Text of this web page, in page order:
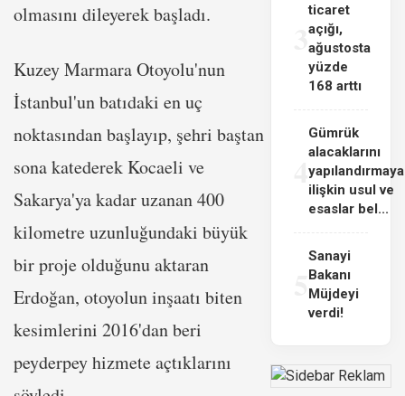
olmasını dileyerek başladı.
Kuzey Marmara Otoyolu'nun
İstanbul'un batıdaki en uç
noktasından başlayıp, şehri baştan
sona katederek Kocaeli ve
Sakarya'ya kadar uzanan 400
kilometre uzunluğundaki büyük
bir proje olduğunu aktaran
Erdoğan, otoyolun inşaatı biten
kesimlerini 2016'dan beri
peyderpey hizmete açtıklarını
3
ticaret
açığı,
ağustosta
yüzde
168 arttı
4
Gümrük
alacaklarını
yapılandırmaya
ilişkin usul ve
esaslar bel...
Sanayi
Bakanı
Müjdeyi
verdi!